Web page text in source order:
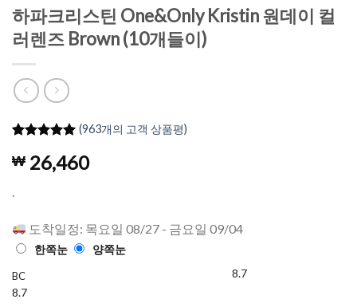
하파크리스틴 One&Only Kristin 원데이 컬
러렌즈 Brown (10개들이)
고객 평가
를 기준으
점에
(963개의 고객 상품평)
₩ 26,460
.
도착일정: 목요일 08/27 - 금요일 09/04
한쪽눈 양쪽눈
BC
8.7
8.7